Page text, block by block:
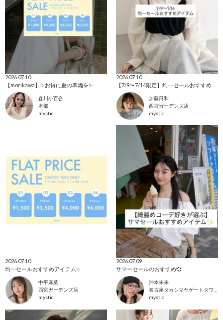
2026.07.10
【morikawa】✨お得に夏の準備を✨
森川小百合
本部
mystic
2026.07.10
【7/9〜7/14限定】均一セールおすすめアイテム✨
加藤日和
西宮ガーデンズ店
mystic
2026.07.10
均一セールおすすめアイテム✨
中平麻菜
西宮ガーデンズ店
mystic
2026.07.09
サマーセールのおすすめ💞
沖本未来
名古屋タカシマヤゲートタワーモール店
mystic